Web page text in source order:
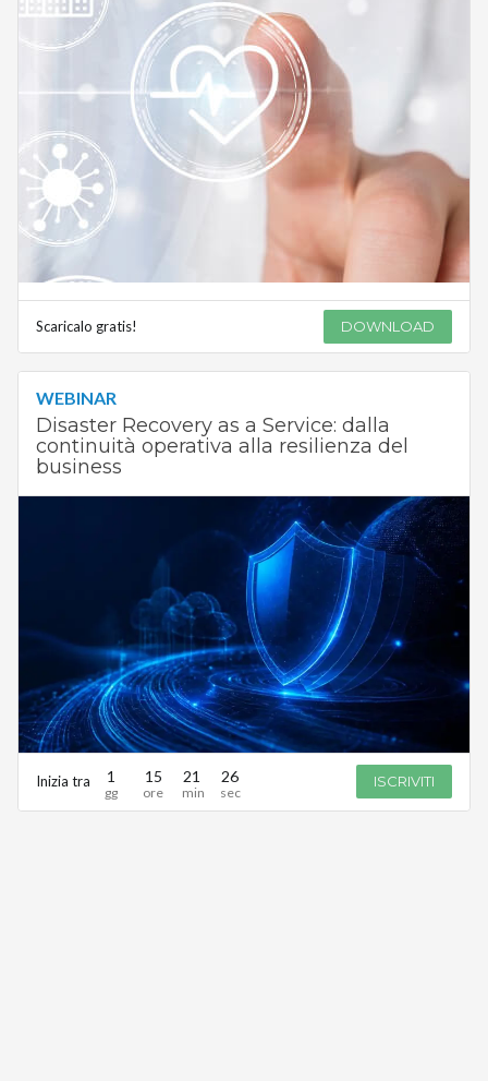
Scaricalo gratis! DOWNLOAD
WEBINAR
Disaster Recovery as a Service: dalla
continuità operativa alla resilienza del
business
Inizia tra 1 15 21 26 ISCRIVITI